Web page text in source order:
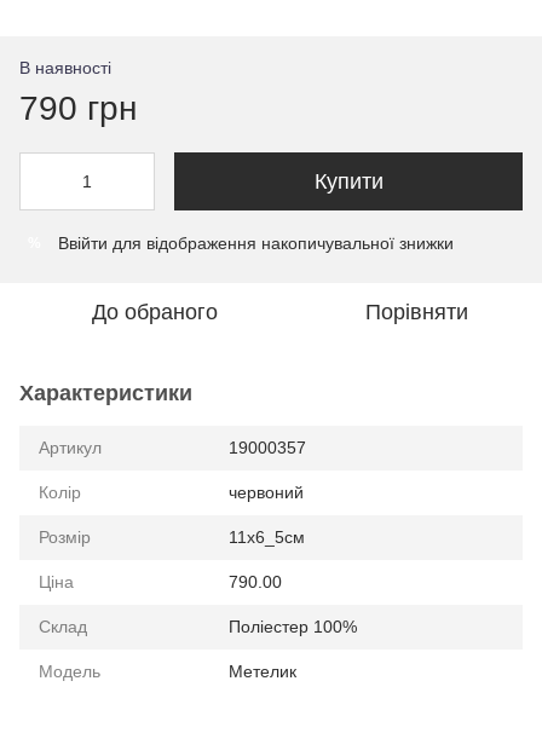
В наявності
790 грн
Купити
Ввійти для відображення накопичувальної знижки
До обраного Порівняти
Характеристики
Артикул 19000357
Колір червоний
Розмір 11х6_5см
Ціна 790.00
Склад Поліестер 100%
Модель Метелик